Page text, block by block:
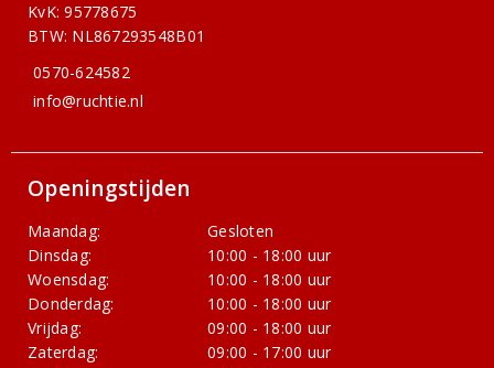
KvK: 95778675
BTW: NL867293548B01
0570-624582
info@ruchtie.nl
Openingstijden
Maandag:
Gesloten
Dinsdag:
10:00 - 18:00 uur
Woensdag:
10:00 - 18:00 uur
Donderdag:
10:00 - 18:00 uur
Vrijdag:
09:00 - 18:00 uur
Zaterdag:
09:00 - 17:00 uur